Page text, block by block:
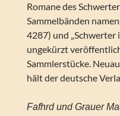
Romane des
Sammelbänden
4287) und „Schwerter
ungekürzt
Sammlerstücke.
hält der deutsche
Fafhrd und Grauer